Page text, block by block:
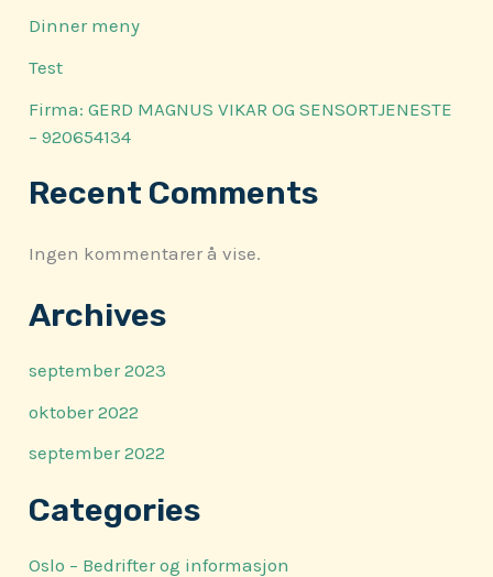
Dinner meny
Test
Firma: GERD MAGNUS VIKAR OG SENSORTJENESTE
– 920654134
Recent Comments
Ingen kommentarer å vise.
Archives
september 2023
oktober 2022
september 2022
Categories
Oslo – Bedrifter og informasjon